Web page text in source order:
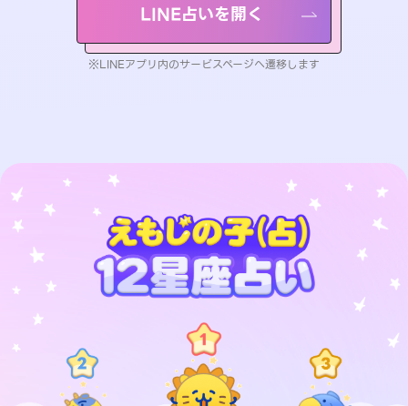
LINE占いを開く
※LINEアプリ内のサービスページへ遷移します